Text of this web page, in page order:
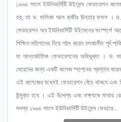
১৯৬৫ সালে ইউনিভার্সিটি উইমেন্স ফেডারেশন
হয়, তা ড. মালিকা আল রাজীর চিন্তার ফসল । ড.
ফেডারেশন অব ইউনিভার্সিটি উইমেনের সংস্পর্শে
শিক্ষিত মহিলাদের নিয়ে গঠন করেন তৎকালীন পূর্ব
যা আন্তর্জাতিক ফেডারেশনের অধিভুক্ত । ড.
মেয়েদের জন্য একটি কলেজ ষ্হাপনের প্রস্তাব
এই কলেজের মধ্যেই ফেডারেশন বেঁচে থাকবে এবং
উন্মুক্ত হবে । এই উদ্দেশ্য এবং লক্ষ্যকে মাথায়
সদস্য ১৯৬৫ সালে ইউনিভার্সিটি উইমেন্স ফেডারে...